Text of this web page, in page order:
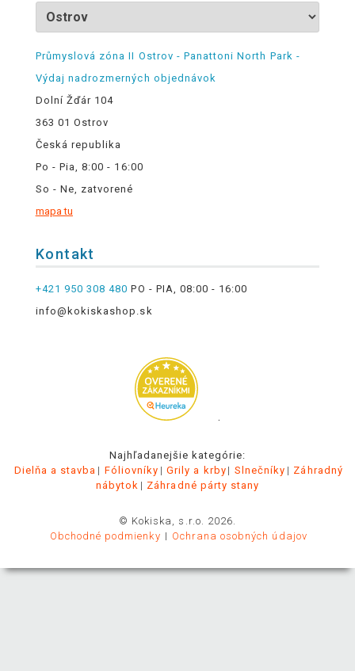
Průmyslová zóna II Ostrov - Panattoni North Park -
Výdaj nadrozmerných objednávok
Dolní Žďár 104
363 01 Ostrov
Česká republika
Po - Pia, 8:00 - 16:00
So - Ne, zatvorené
mapa tu
Kontakt
+421 950 308 480 PO - PIA, 08:00 - 16:00
info@kokiskashop.sk
.
Najhľadanejšie kategórie:
Dielňa a stavba
Fóliovníky Grily a krby Slnečníky
Záhradný
nábytok
Záhradné párty stany
© Kokiska, s.r.o. 2026.
Obchodné podmienky
Ochrana osobných údajov